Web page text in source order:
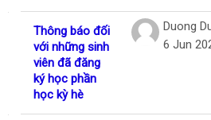
Thông báo đối
với những sinh
viên đã đăng
ký học phần
học kỳ hè
Duong
6 Jun